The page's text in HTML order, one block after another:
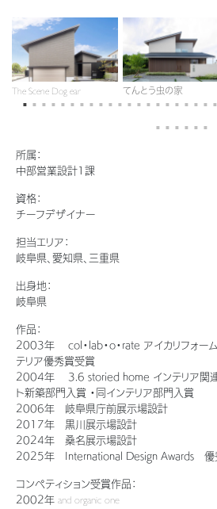
売る [MISAWA RELAY]
住まいの売却
多彩な動画やこだわりが詰まった建築実例、
ホームラウンジ 新築・戸建て
役立つ多彩な情報を幅広くお届けします。
ホームラウンジ 土地活用・賃貸経営
これからリフォームを
実例動画や基礎知識、収納の工夫など、理
の具体策とアイデアを豊富にご用意していま
すべてのフィールドに新しい価値をデザイン
ちづくりを実現していきます。
ミサワホームオーナーさま・リフォーム工事
結ぶコミュニケーションサイト。お得・便利・
ームからの大切なお知らせなど配信していま
ミサワオーナーズクラブ
採用情報
新卒者採用
障がい者採用
ウエルネス事業
海外事業
ミサワアイデンティティ
The Scene Dog ear てんとう虫の家
所属：
中部営業設計1課
資格：
チーフデザイナー
担当エリア：
岐阜県、愛知県、三重県
出身地：
岐阜県
作品：
2003年 col・lab・o・rate アイカリフォー
テリア優秀賞受賞
2004年 3.6 storied home インテリア関連
ト新築部門入賞 ・同インテリア部門入賞
2006年 岐阜県庁前展示場設計
2017年 黒川展示場設計
2024年 桑名展示場設計
2025年 International Design Awards 優
コンペティション受賞作品：
2002年 and organic one